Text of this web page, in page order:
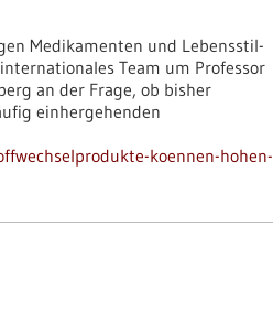
Medikamenten und Lebensstil-
Team um Professor
an der Frage, ob bisher
einhergehenden
koennen-hohen-